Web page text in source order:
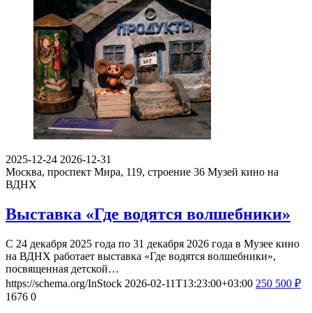
2025-12-24 2026-12-31
Москва, проспект Мира, 119, строение 36 Музей кино на
ВДНХ
Выставка «Где водятся волшебники»
С 24 декабря 2025 года по 31 декабря 2026 года в Музее кино
на ВДНХ работает выставка «Где водятся волшебники»,
посвященная детской…
https://schema.org/InStock 2026-02-11T13:23:00+03:00 250 500 ₽
1676 0